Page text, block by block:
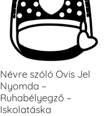
Névre szóló Ovis Jel
Nyomda –
Ruhabélyegző –
Iskolatáska